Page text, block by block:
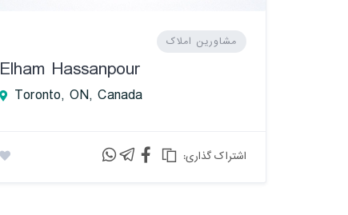
مشاورین املاک
Elham Hassanpour
Toronto, ON, Canada
:اشتراک گذاری